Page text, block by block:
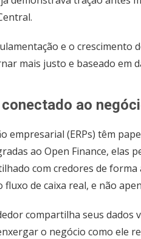
e o crescimento
mais justo e baseado em
ao
empresarial (ERPs) têm
ao Open Finance, elas
com credores de
fluxo de caixa real, e não
compartilha seus dados
o negócio como ele